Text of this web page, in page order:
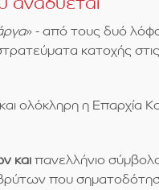
» - από τους δυό
κατοχής
ολόκληρη η Επαρχία
και πανελλήνιο
που